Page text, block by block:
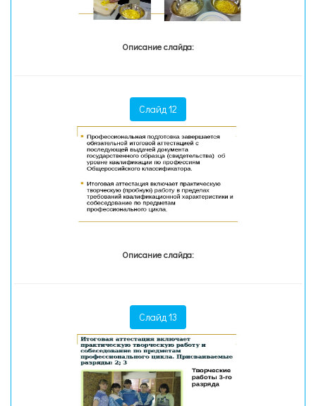
Описание слайда:
Слайд 12
Описание слайда:
Слайд 13